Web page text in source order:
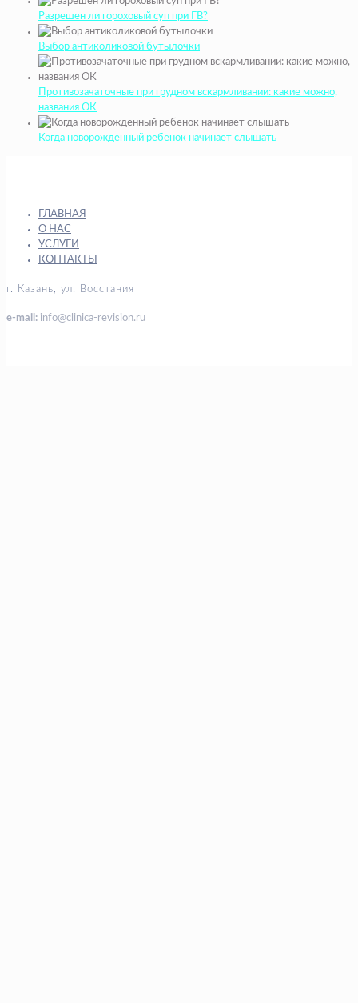
Разрешен ли гороховый суп при ГВ?
Выбор антиколиковой бутылочки
Противозачаточные при грудном вскармливании: какие можно,
названия ОК
Когда новорожденный ребенок начинает слышать
ГЛАВНАЯ
О НАС
УСЛУГИ
КОНТАКТЫ
г. Казань, ул. Восстания
e-mail: info@clinica-revision.ru